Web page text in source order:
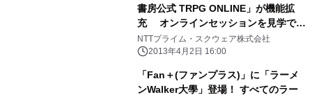
書房公式 TRPG ONLINE」が機能拡
充 オンラインセッションを見学でき
る「セッション視聴機能」の β版サー
ビスを開始
NTTプライム・スクウェア株式会社
2013年4月2日 16:00
「Fan＋(ファンプラス)」に「ラーメ
ンWalker大學」登場！ すべてのラー